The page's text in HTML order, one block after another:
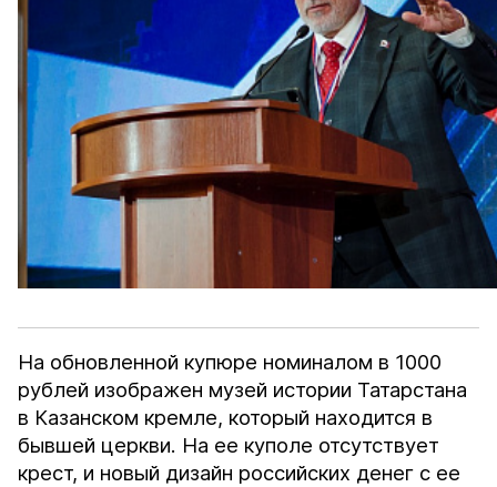
На обновленной купюре номиналом в 1000
рублей изображен музей истории Татарстана
в Казанском кремле, который находится в
бывшей церкви. На ее куполе отсутствует
крест, и новый дизайн российских денег с ее